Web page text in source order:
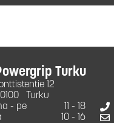
Turku
12
Turku
- pe
11 - 18
10 - 16